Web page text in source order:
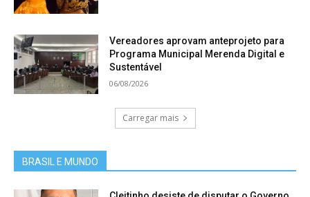
Vereadores aprovam anteprojeto para
Programa Municipal Merenda Digital e
Sustentável
06/08/2026
Carregar mais
BRASIL E MUNDO